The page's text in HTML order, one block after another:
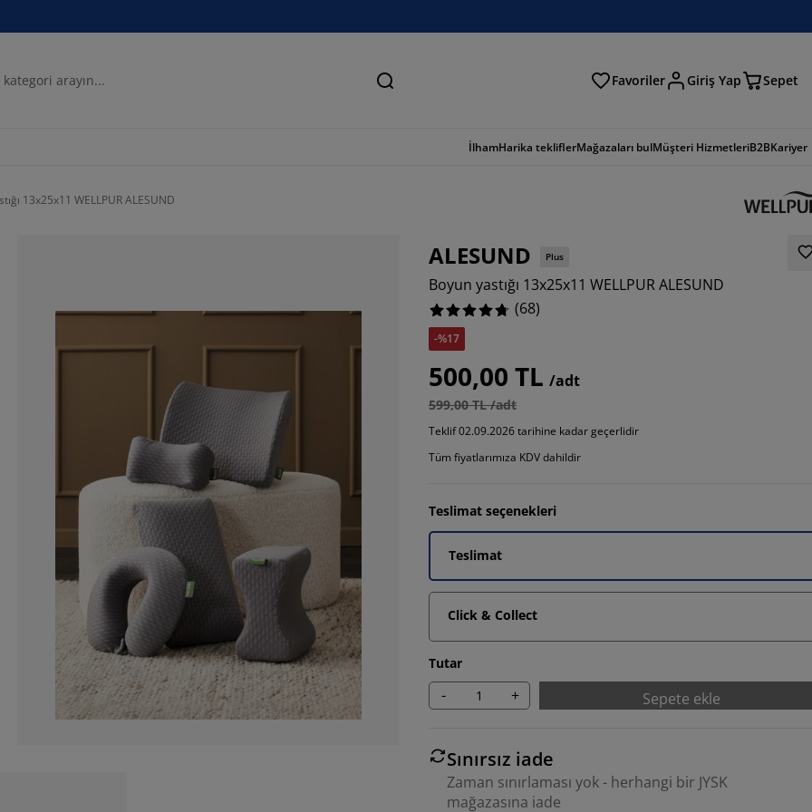
Ara Favoriler Giriş Yap Sepet
İlhamHarika tekliflerMağazaları bulMüşteri HizmetleriB2BKariyer
13x25x11 WELLPUR ALESUND
ALESUND Plus
Boyun yastığı 13x25x11 WELLPUR ALESUND
(68)
-%17
500,00 TL /adt
599,00 TL /adt
Teklif 02.09.2026 tarihine kadar geçerlidir
Tüm fiyatlarımıza KDV dahildir
Teslimat seçenekleri
Teslimat
Click & Collect
Tutar
- + Sepete ekle
Sınırsız iade
Zaman sınırlaması yok - herhangi bir JYSK
mağazasına iade
1.4705882352941175%
4.411764705882353%